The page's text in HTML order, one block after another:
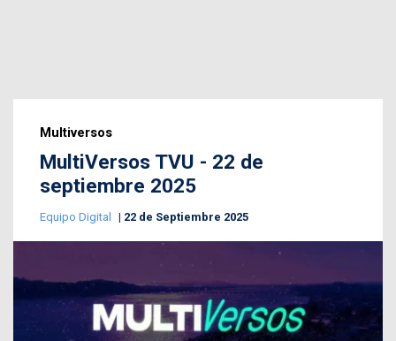
Multiversos
MultiVersos TVU - 22 de
septiembre 2025
Equipo Digital 22 de Septiembre 2025